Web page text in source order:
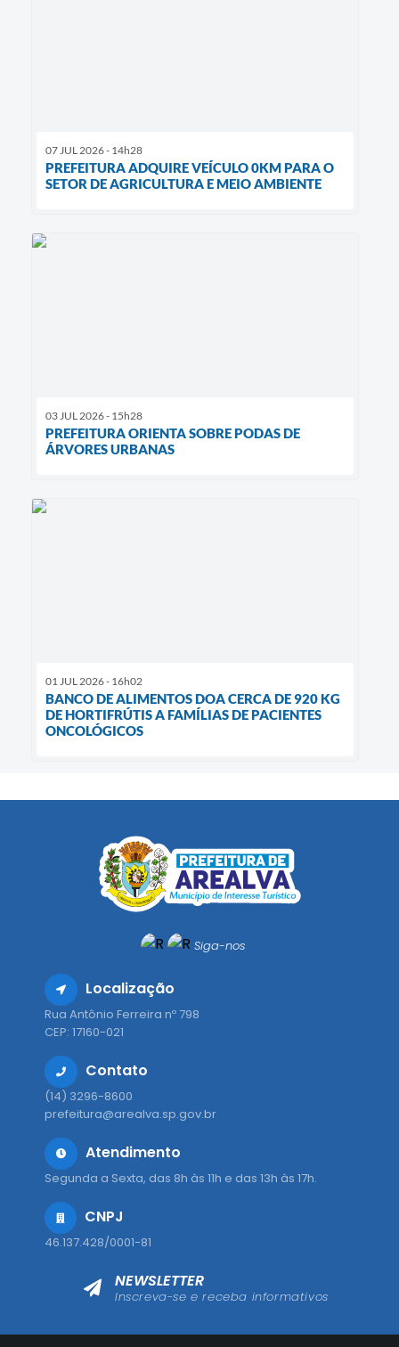
07 JUL 2026 - 14h28
PREFEITURA ADQUIRE VEÍCULO 0KM PARA O
SETOR DE AGRICULTURA E MEIO AMBIENTE
03 JUL 2026 - 15h28
PREFEITURA ORIENTA SOBRE PODAS DE
ÁRVORES URBANAS
01 JUL 2026 - 16h02
BANCO DE ALIMENTOS DOA CERCA DE 920 KG
DE HORTIFRÚTIS A FAMÍLIAS DE PACIENTES
ONCOLÓGICOS
Siga-nos
Localização
Rua Antônio Ferreira nº 798
CEP: 17160-021
Contato
(14) 3296-8600
prefeitura@arealva.sp.gov.br
Atendimento
Segunda a Sexta, das 8h às 11h e das 13h às 17h.
CNPJ
46.137.428/0001-81
NEWSLETTER
Inscreva-se e receba informativos